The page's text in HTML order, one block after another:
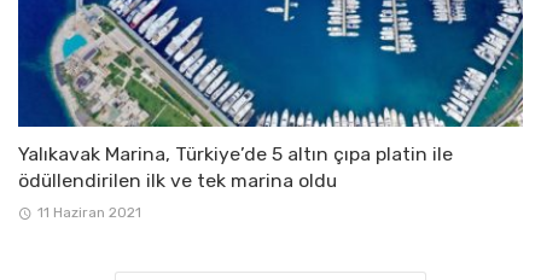
Yalıkavak Marina, Türkiye’de 5 altın çıpa platin ile
ödüllendirilen ilk ve tek marina oldu
11 Haziran 2021